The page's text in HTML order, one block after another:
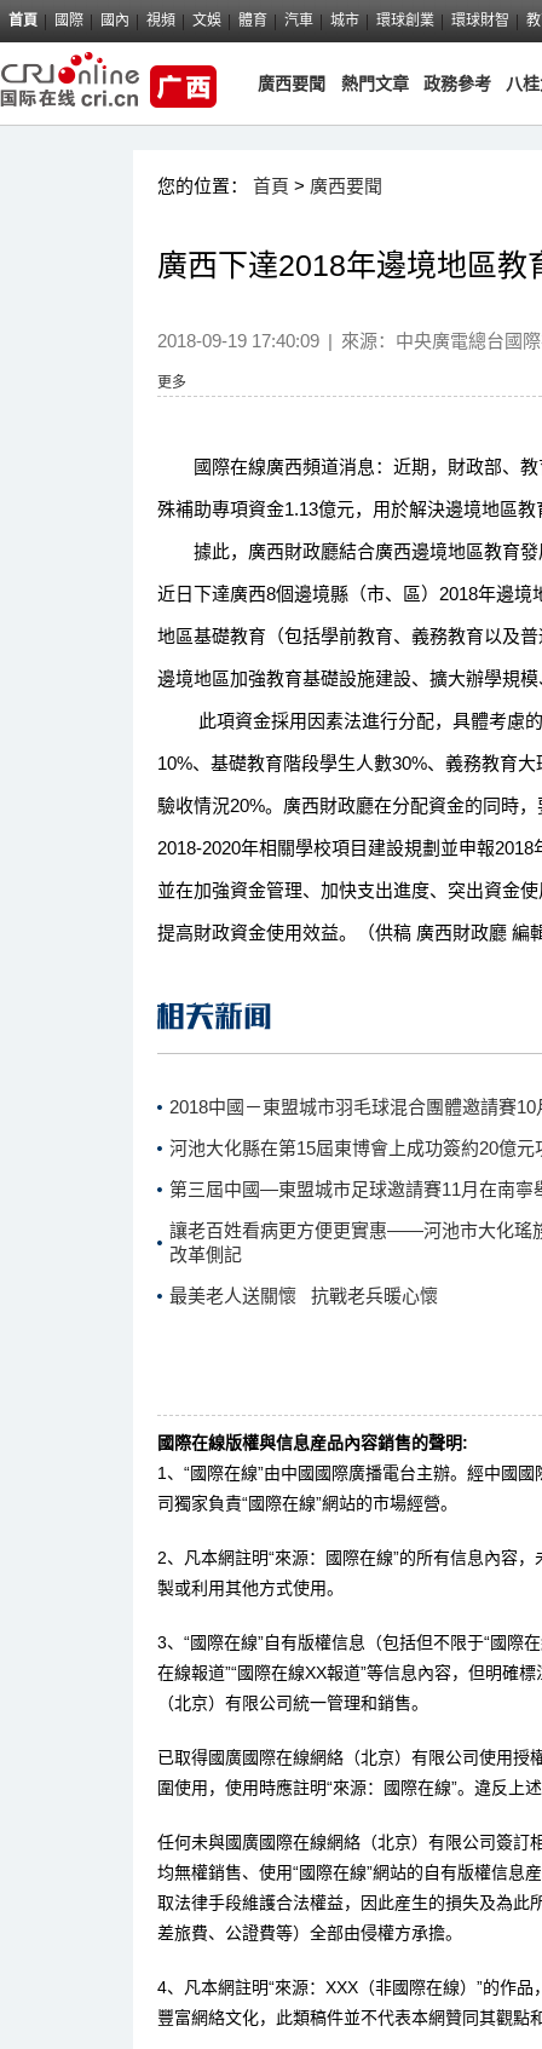
首頁 國際 國內 視頻 文娛 體育 汽車 城市 環球創業 環球財智
廣西要聞 熱門文章 政務參考 八
您的位置： 首頁 > 廣西要聞
廣西下達2018年邊境地區
2018-09-19 17:40:09 | 來源： 中央廣電總台國
更多
國際在線廣西頻道消息：近期，財政部、教
殊補助專項資金1.13億元，用於解決邊境地區
據此，廣西財政廳結合廣西邊境地區教育發
近日下達廣西8個邊境縣（市、區）2018年邊
地區基礎教育（包括學前教育、義務教育以及
邊境地區加強教育基礎設施建設、擴大辦學規
此項資金採用因素法進行分配，具體考慮的
10%、基礎教育階段學生人數30%、義務教育
驗收情況20%。廣西財政廳在分配資金的同時
2018-2020年相關學校項目建設規劃並申報
並在加強資金管理、加快支出進度、突出資金
提高財政資金使用效益。（供稿 廣西財政廳 編
2018中國－東盟城市羽毛球混合團體邀請賽
河池大化縣在第15屆東博會上成功簽約20億元
第三屆中國—東盟城市足球邀請賽11月在南寧
讓老百姓看病更方便更實惠——河池市大化瑤
改革側記
最美老人送關懷 抗戰老兵暖心懷
國際在線版權與信息産品內容銷售的聲明:
1、“國際在線”由中國國際廣播電台主辦。經中國
司獨家負責“國際在線”網站的市場經營。
2、凡本網註明“來源：國際在線”的所有信息內容
製或利用其他方式使用。
3、“國際在線”自有版權信息（包括但不限于“國際
在線報道”“國際在線XX報道”等信息內容，但明確
（北京）有限公司統一管理和銷售。
已取得國廣國際在線網絡（北京）有限公司使用
圍使用，使用時應註明“來源：國際在線”。違反上
任何未與國廣國際在線網絡（北京）有限公司簽訂
均無權銷售、使用“國際在線”網站的自有版權信息
取法律手段維護合法權益，因此産生的損失及為此
差旅費、公證費等）全部由侵權方承擔。
4、凡本網註明“來源：XXX（非國際在線）”的作
豐富網絡文化，此類稿件並不代表本網贊同其觀點